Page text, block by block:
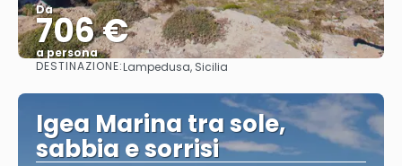
Da
706 €
a persona
Vedere
DESTINAZIONE:Lampedusa, Sicilia
Igea Marina tra sole,
sabbia e sorrisi